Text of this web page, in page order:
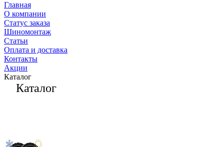
Главная
О компании
Статус заказа
Шиномонтаж
Статьи
Оплата и доставка
Контакты
Акции
Каталог
Каталог